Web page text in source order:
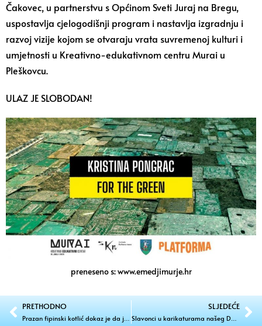
Čakovec, u partnerstvu s Općinom Sveti Juraj na Bregu,
uspostavlja cjelogodišnji program i nastavlja izgradnju i
razvoj vizije kojom se otvaraju vrata suvremenoj kulturi i
umjetnosti u Kreativno-edukativnom centru Murai u
Pleškovcu.
ULAZ JE SLOBODAN!
preneseno s: www.emedjimurje.hr
PRETHODNO SLJEDEĆE
Slavonci u karikaturama našeg Damira Novaka